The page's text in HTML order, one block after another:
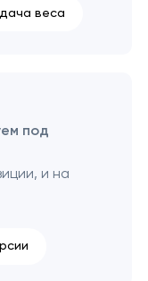
веса
под
и на